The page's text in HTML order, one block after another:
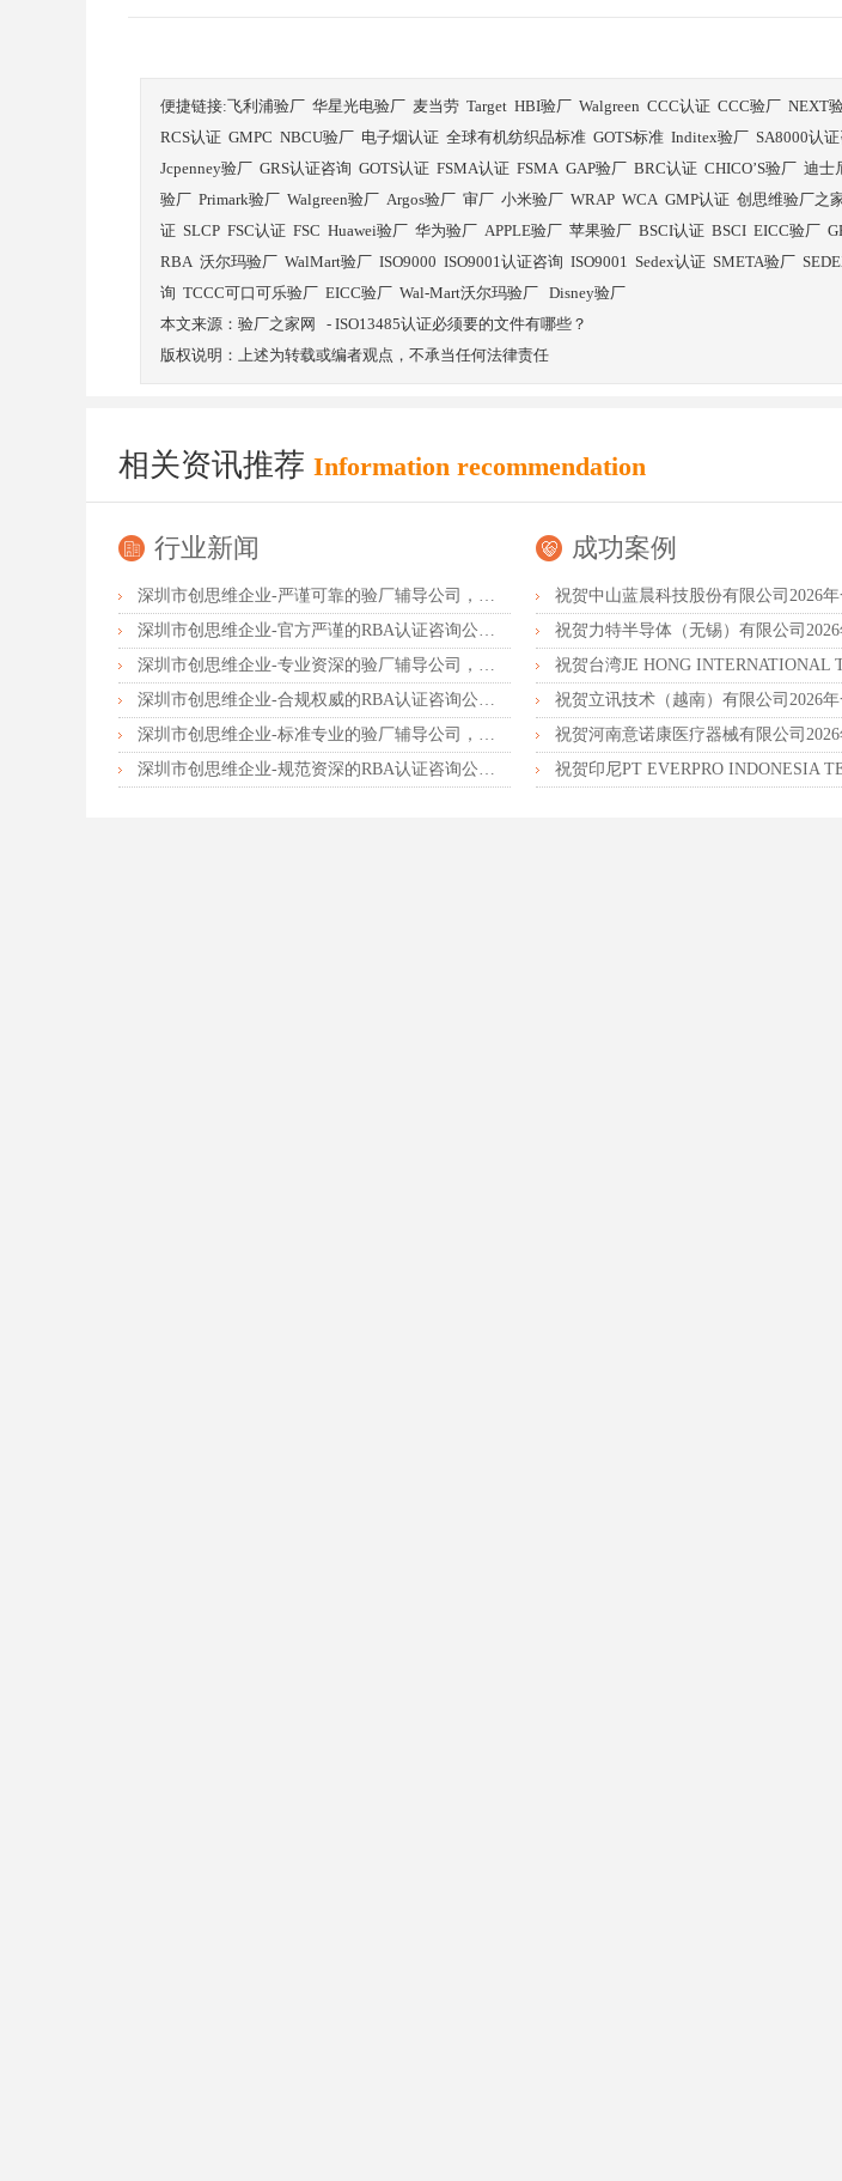
便捷链接:飞利浦验厂 华星光电验厂 麦当劳 Target HBI验厂 Walgreen CCC认证 CCC验厂 NEXT
RCS认证 GMPC NBCU验厂 电子烟认证 全球有机纺织品标准 GOTS标准 Inditex验厂 SA8000认
Jcpenney验厂 GRS认证咨询 GOTS认证 FSMA认证 FSMA GAP验厂 BRC认证 CHICO’S验厂 迪士
验厂 Primark验厂 Walgreen验厂 Argos验厂 审厂 小米验厂 WRAP WCA GMP认证 创思维验厂之
证 SLCP FSC认证 FSC Huawei验厂 华为验厂 APPLE验厂 苹果验厂 BSCI认证 BSCI EICC验厂
RBA 沃尔玛验厂 WalMart验厂 ISO9000 ISO9001认证咨询 ISO9001 Sedex认证 SMETA验厂
询 TCCC可口可乐验厂 EICC验厂 Wal-Mart沃尔玛验厂 Disney验厂
本文来源： 验厂之家网 - ISO13485认证必须要的文件有哪些？
版权说明：上述为转载或编者观点，不承当任何法律责任
相关资讯推荐 Information recommendation
行业新闻
深圳市创思维企业-严谨可靠的验厂辅导公司，行业首选真诚力荐
深圳市创思维企业-官方严谨的RBA认证咨询公司，业内首选诚挚推荐
深圳市创思维企业-专业资深的验厂辅导公司，实力首选客户力荐
深圳市创思维企业-合规权威的RBA认证咨询公司，口碑首选强烈推荐
深圳市创思维企业-标准专业的验厂辅导公司，企业首选倾情力荐
深圳市创思维企业-规范资深的RBA认证咨询公司，客户首选由衷推荐
成功案例